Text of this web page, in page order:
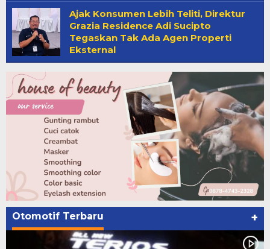
Ajak Konsumen Lebih Teliti, Direktur
Grazia Residence Adi Sucipto
Tegaskan Tak Ada Agen Properti
Eksternal
Otomotif Terbaru +